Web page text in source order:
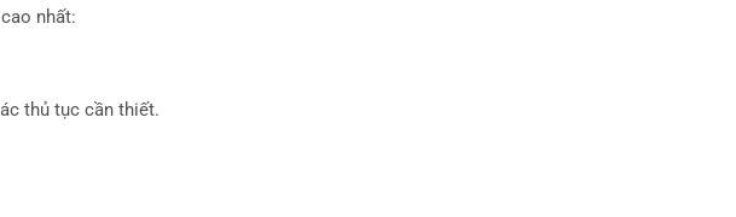
nhất:
thủ tục cần thiết.